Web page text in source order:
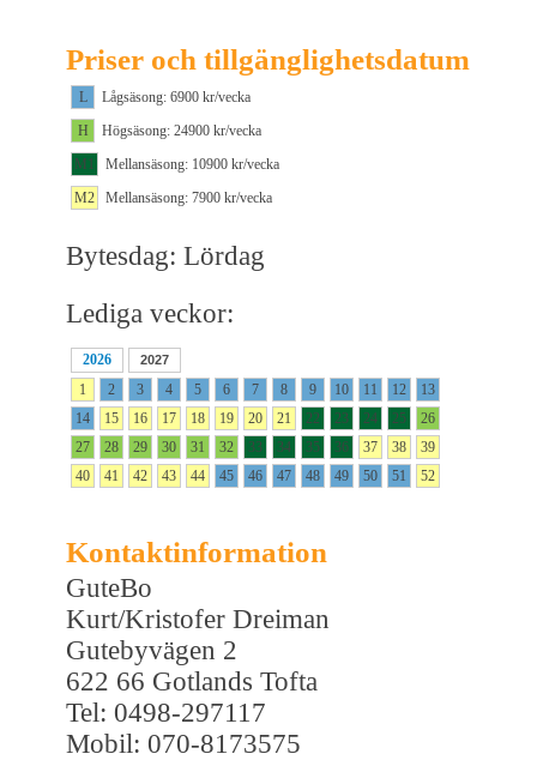
Priser och tillgänglighetsdatum
L
Lågsäsong: 6900 kr/vecka
H
Högsäsong: 24900 kr/vecka
M1
Mellansäsong: 10900 kr/vecka
M2
Mellansäsong: 7900 kr/vecka
Bytesdag: Lördag
Lediga veckor:
2026 2027
1 2 3 4 5 6 7 8 9 10 11 12
13
14
15 16 17 18 19 20 21 22 23 24 25
26
27
28 29 30 31 32 33 34 35 36 37 38
39
40
41 42 43 44 45 46 47 48 49 50 51 52
Kontaktinformation
GuteBo
Kurt/Kristofer Dreiman
Gutebyvägen 2
622 66 Gotlands Tofta
Tel: 0498-297117
Mobil: 070-8173575